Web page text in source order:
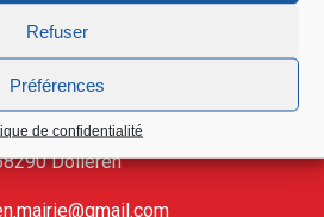
Refuser
Préférences
de confidentialité
3 rue du BM11
Dolleren